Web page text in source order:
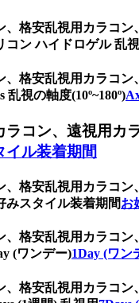
格安乱視用カラコン
ン ハイドロゲル 乱
格安乱視用カラコン
視の軸度(10º~180º)
コン、遠視用カ
イル装着期間
格安乱視用カラコン
みスタイル装着期間お
格安乱視用カラコン
(ワンデー)1Day (ワン
格安乱視用カラコン